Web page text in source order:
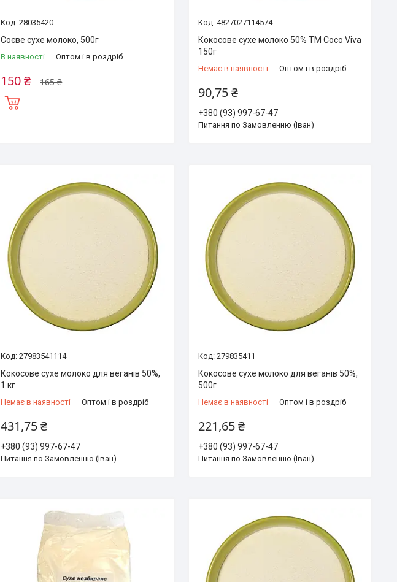
28035420
Соєве сухе молоко, 500г
В наявності Оптом і в роздріб
165 ₴
150 ₴
4827027114574
Кокосове сухе молоко 50% ТМ Coco Viva
150г
Немає в наявності Оптом і в роздріб
90,75 ₴
+380 (93) 997-67-47
Питання по Замовленню (Іван)
27983541114
Кокосове сухе молоко для веганів 50%,
1 кг
Немає в наявності Оптом і в роздріб
431,75 ₴
+380 (93) 997-67-47
Питання по Замовленню (Іван)
279835411
Кокосове сухе молоко для веганів 50%,
500г
Немає в наявності Оптом і в роздріб
221,65 ₴
+380 (93) 997-67-47
Питання по Замовленню (Іван)